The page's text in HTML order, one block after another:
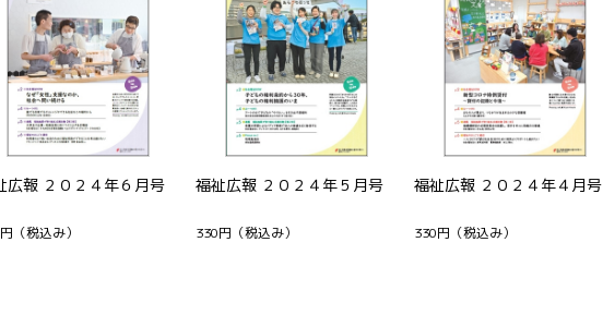
広報 ２０２４年６月号
（税込み）
福祉広報 ２０２４年５月号
330円 （税込み）
福祉広報 ２０２４年４月号
330円 （税込み）